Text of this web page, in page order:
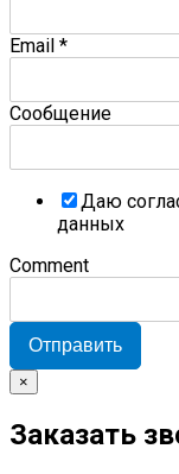
Email *
Сообщение
Даю
данных
Comment
Отправить
×
Заказать